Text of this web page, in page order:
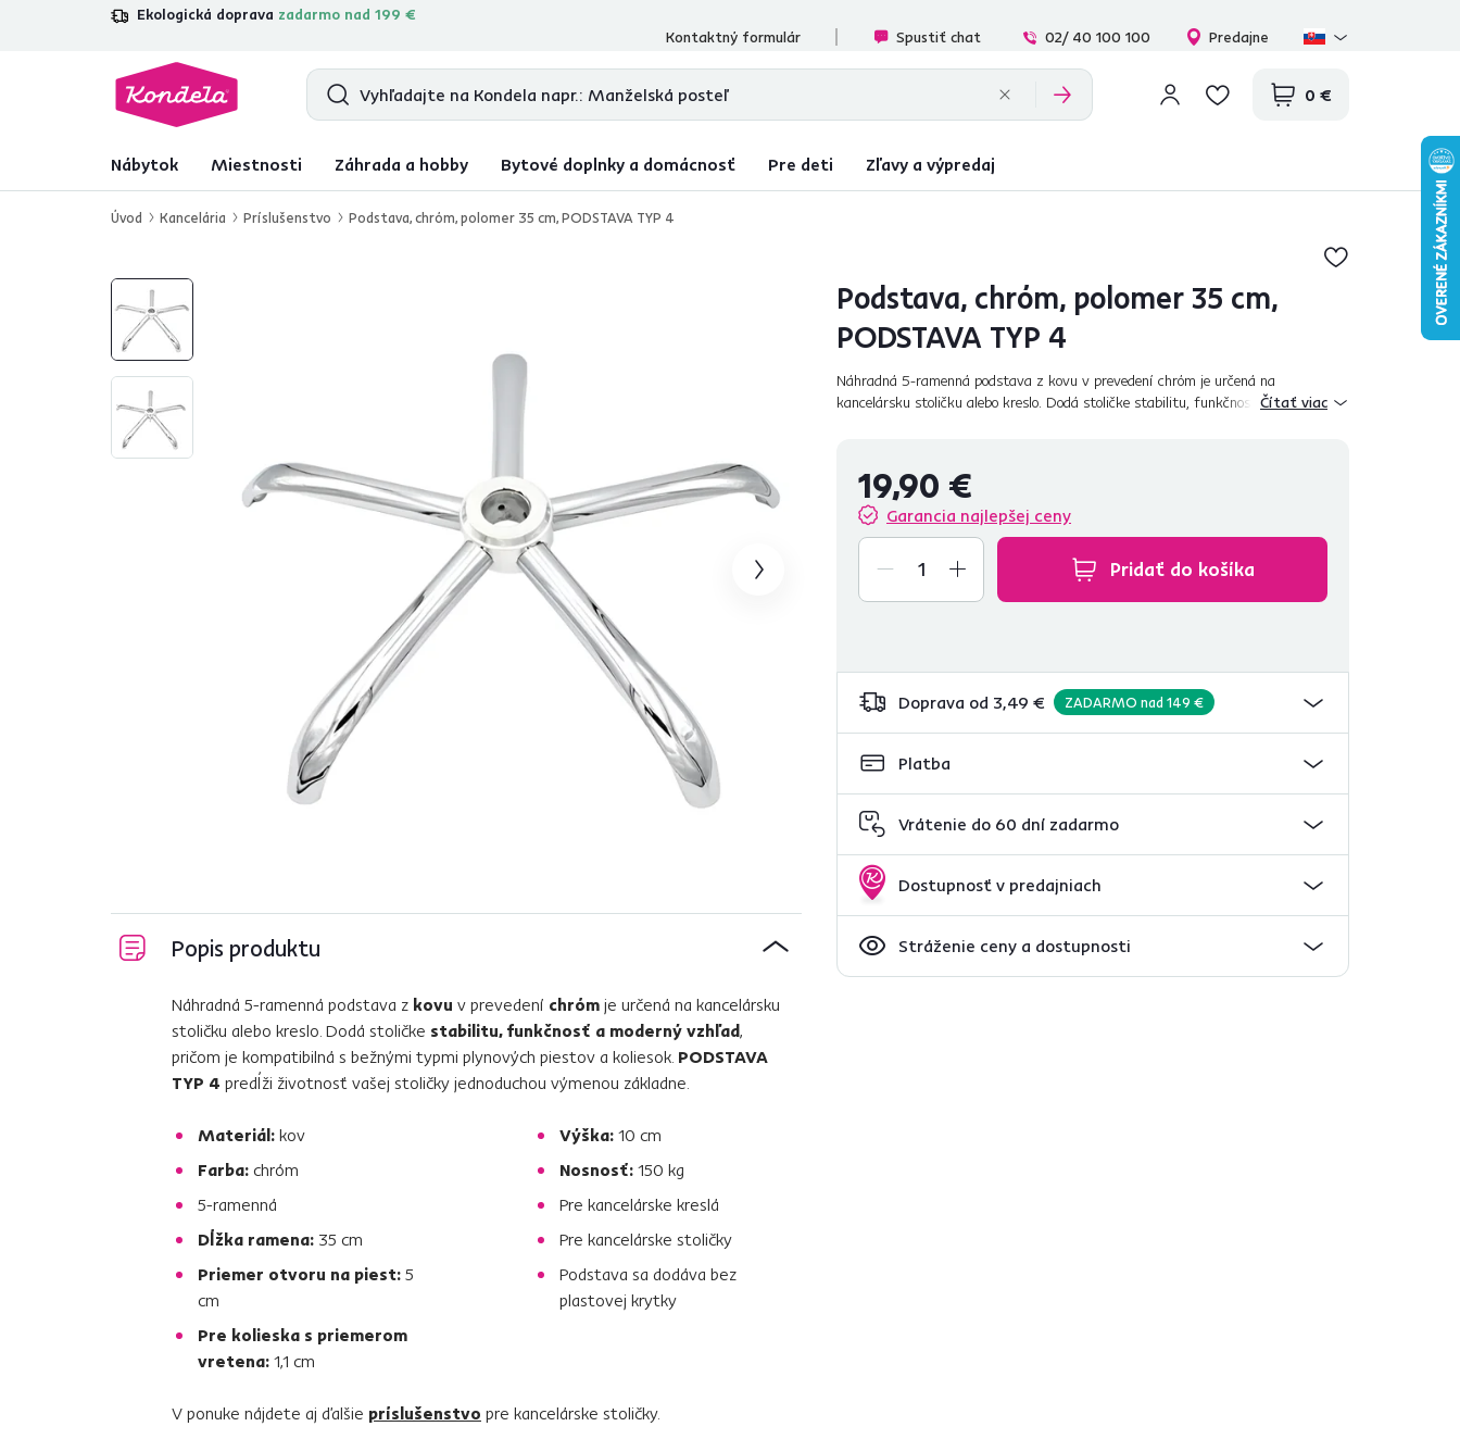
Ekologická doprava zadarmo nad 199 €
4,7 31 211overených produktových recenzií
Kontaktný formulár
Spustiť chat 02/ 40 100 100 Predajne
0 €
Nábytok Miestnosti Záhrada a hobby Bytové doplnky a domácnosť Pre deti Zľavy a výpredaj
Úvod Kancelária Príslušenstvo Podstava, chróm, polomer 35 cm, PODSTAVA TYP 4
Podstava, chróm, polomer 35 cm,
PODSTAVA TYP 4
Náhradná 5-ramenná podstava z kovu v prevedení chróm je určená na
kancelársku stoličku alebo kreslo. Dodá stoličke stabilitu, funkčnosť a moderný
Čítať viac
19,90 €
Garancia najlepšej ceny
Pridať do košíka
Doprava od 3,49 € ZADARMO nad 149 €
Platba
Vrátenie do 60 dní zadarmo
Dostupnosť v predajniach
Stráženie ceny a dostupnosti
Popis produktu
Náhradná 5-ramenná podstava z kovu v prevedení chróm je určená na kancelársku
stoličku alebo kreslo. Dodá stoličke stabilitu, funkčnosť a moderný vzhľad,
pričom je kompatibilná s bežnými typmi plynových piestov a koliesok. PODSTAVA
TYP 4 predĺži životnosť vašej stoličky jednoduchou výmenou základne.
Materiál: kov
Farba: chróm
5-ramenná
Dĺžka ramena: 35 cm
Priemer otvoru na piest: 5
cm
Pre kolieska s priemerom
vretena: 1,1 cm
Výška: 10 cm
Nosnosť: 150 kg
Pre kancelárske kreslá
Pre kancelárske stoličky
Podstava sa dodáva bez
plastovej krytky
V ponuke nájdete aj ďalšie príslušenstvo pre kancelárske stoličky.